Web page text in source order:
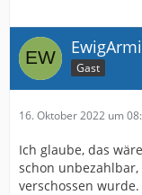
Gast
16. Oktober 2022 um
Ich glaube, das
schon
verschossen